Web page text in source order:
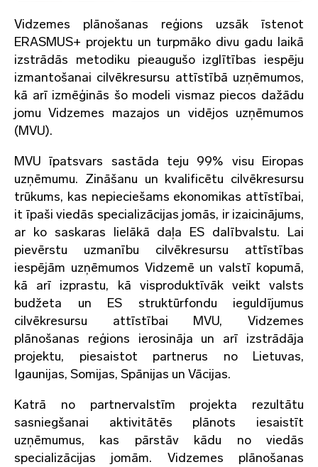
Vidzemes plānošanas reģions uzsāk īstenot
ERASMUS+ projektu un turpmāko divu gadu laikā
izstrādās metodiku pieaugušo izglītības iespēju
izmantošanai cilvēkresursu attīstībā uzņēmumos,
kā arī izmēģinās šo modeli vismaz piecos dažādu
jomu Vidzemes mazajos un vidējos uzņēmumos
(MVU).
MVU īpatsvars sastāda teju 99% visu Eiropas
uzņēmumu. Zināšanu un kvalificētu cilvēkresursu
trūkums, kas nepieciešams ekonomikas attīstībai,
it īpaši viedās specializācijas jomās, ir izaicinājums,
ar ko saskaras lielākā daļa ES dalībvalstu. Lai
pievērstu uzmanību cilvēkresursu attīstības
iespējām uzņēmumos Vidzemē un valstī kopumā,
kā arī izprastu, kā visproduktīvāk veikt valsts
budžeta un ES struktūrfondu ieguldījumus
cilvēkresursu attīstībai MVU, Vidzemes
plānošanas reģions ierosināja un arī izstrādāja
projektu, piesaistot partnerus no Lietuvas,
Igaunijas, Somijas, Spānijas un Vācijas.
Katrā no partnervalstīm projekta rezultātu
sasniegšanai aktivitātēs plānots iesaistīt
uzņēmumus, kas pārstāv kādu no viedās
specializācijas jomām. Vidzemes plānošanas